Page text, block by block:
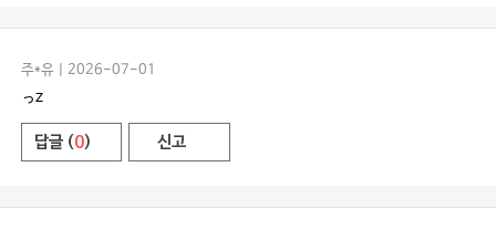
주*유 | 2026-07-01
っz
답글 (0) 신고